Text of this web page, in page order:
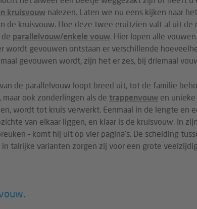
kruisvouw nalezen. Laten we nu eens kijken naar
de kruisvouw. Hoe deze twee eruitzien valt al uit de
parallelvouw/enkele vouw. Hier lopen alle
wordt gevouwen ontstaan er verschillende
gevouwen wordt, zijn het er zes, bij driemaal
de parallelvouw loopt breed uit, tot de familie
ook zonderlingen als de trappenvouw en
wordt tot kruis verwerkt. Eenmaal in de lengte en
van elkaar liggen, en klaar is de kruisvouw. In
– komt hij uit op vier pagina's. De scheiding
in talrijke varianten zorgen zij voor een grote